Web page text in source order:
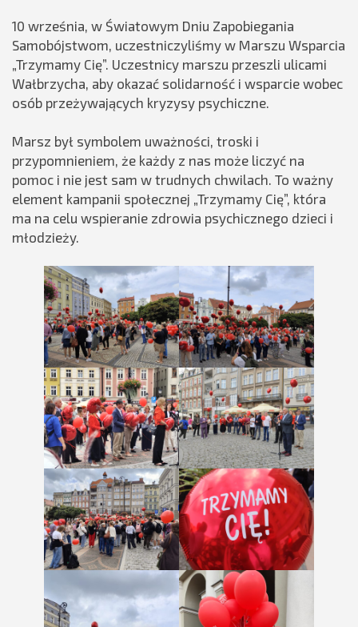
10 września, w Światowym Dniu Zapobiegania
Samobójstwom, uczestniczyliśmy w Marszu Wsparcia
„Trzymamy Cię”. Uczestnicy marszu przeszli ulicami
Wałbrzycha, aby okazać solidarność i wsparcie wobec
osób przeżywających kryzysy psychiczne.
Marsz był symbolem uważności, troski i
przypomnieniem, że każdy z nas może liczyć na
pomoc i nie jest sam w trudnych chwilach. To ważny
element kampanii społecznej „Trzymamy Cię”, która
ma na celu wspieranie zdrowia psychicznego dzieci i
młodzieży.